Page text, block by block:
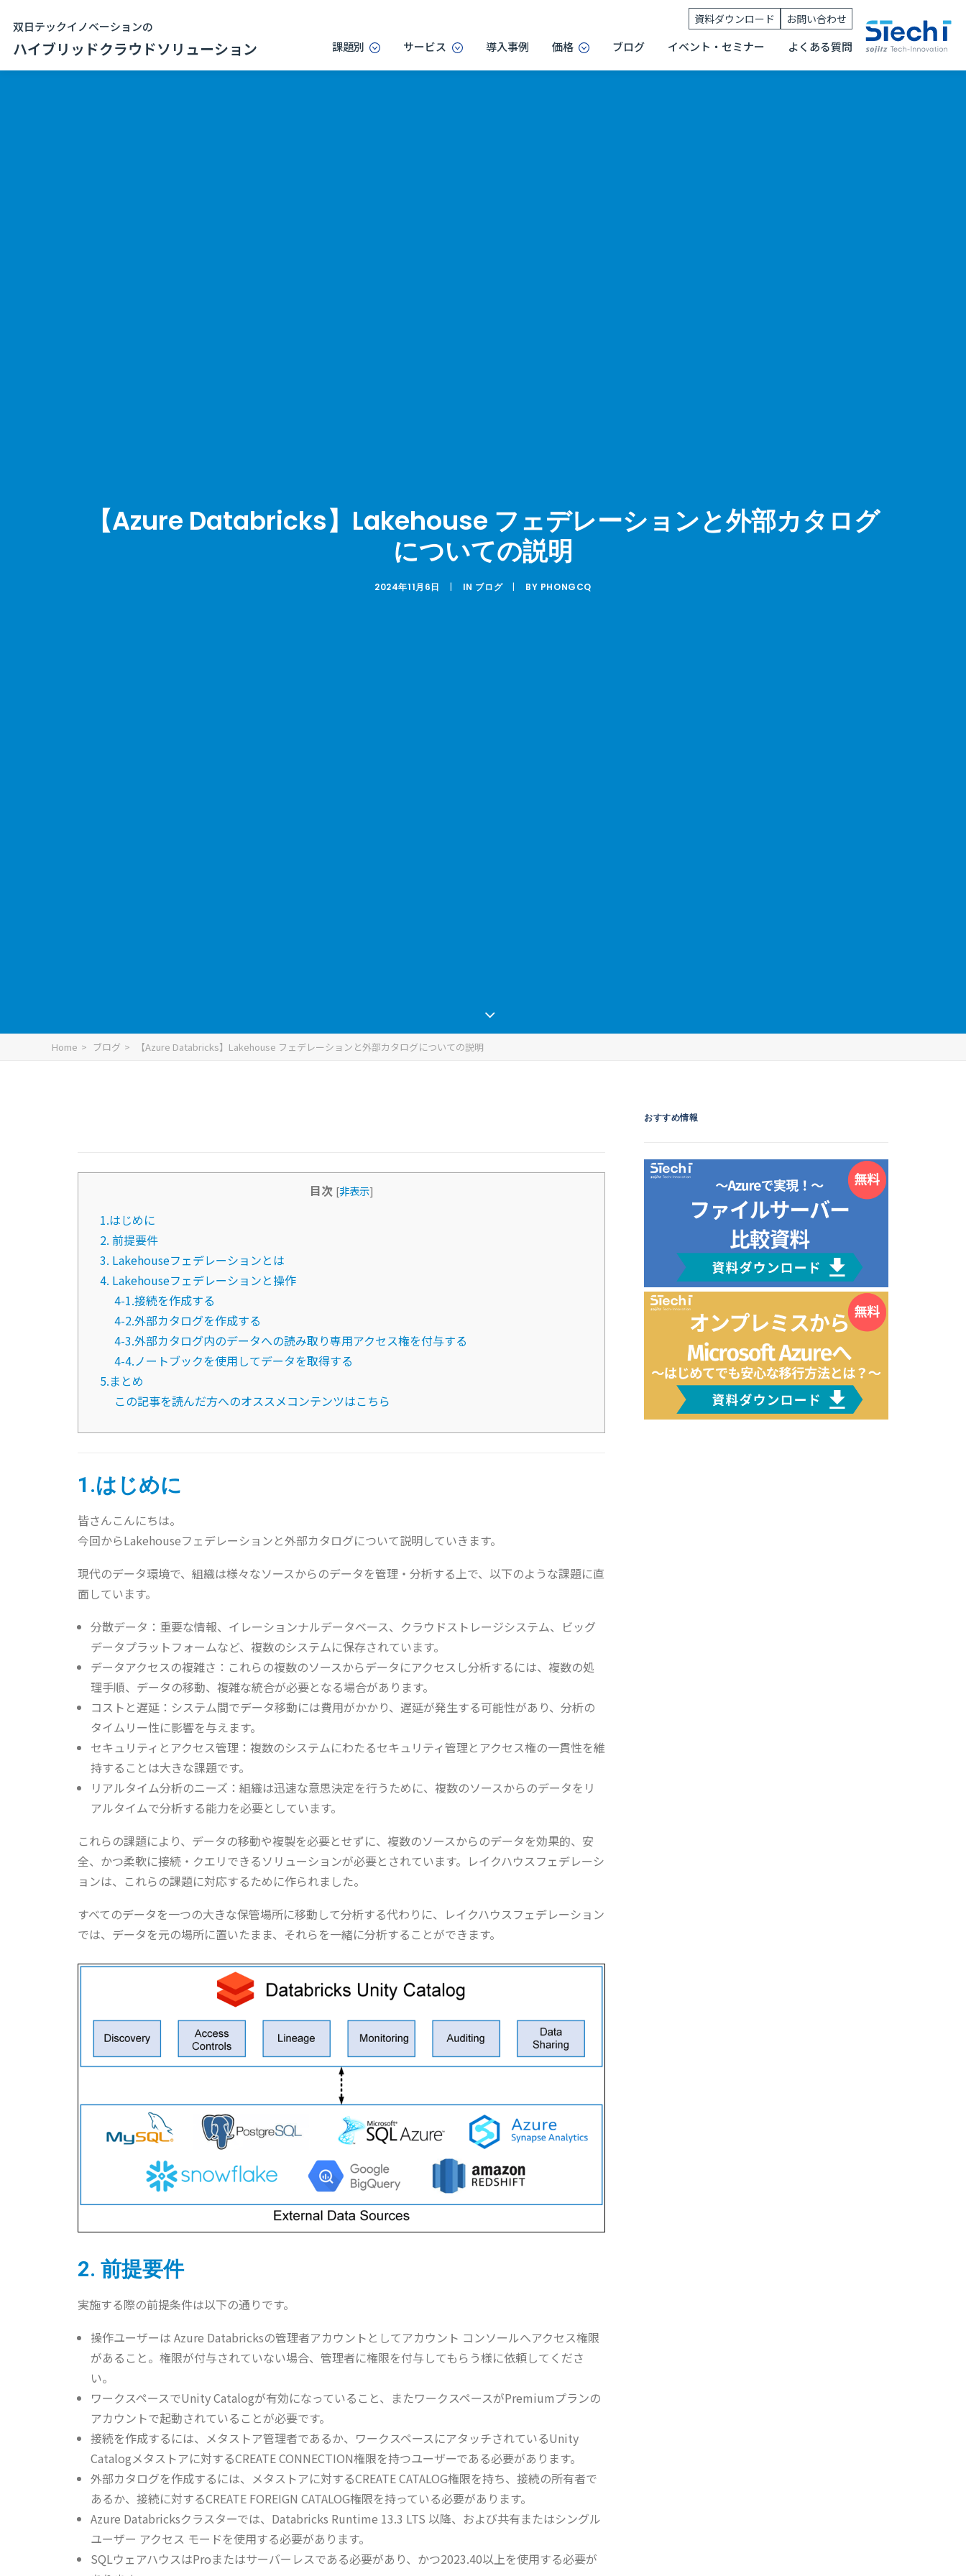
双日テックイノベーションの
ハイブリッドクラウドソリューション
資料ダウンロード お問い合わせ
課題別 サービス 導入事例 価格 ブログ イベント・セミナー よくある質問
【Azure Databricks】Lakehouse フェデレーションと外部カタログ
についての説明
2024年11月6日 | IN ブログ | BY PHONGCQ
Home ブログ 【Azure Databricks】Lakehouse フェデレーションと外部カタログについての説明
目次 [非表示]
1.はじめに
2. 前提要件
3. Lakehouseフェデレーションとは
4. Lakehouseフェデレーションと操作
4-1.接続を作成する
4-2.外部カタログを作成する
4-3.外部カタログ内のデータへの読み取り専用アクセス権を付与する
4-4.ノートブックを使用してデータを取得する
5.まとめ
この記事を読んだ方へのオススメコンテンツはこちら
1.はじめに
皆さんこんにちは。
今回からLakehouseフェデレーションと外部カタログについて説明していきます。
現代のデータ環境で、組織は様々なソースからのデータを管理・分析する上で、以下のような課題に直
面しています。
分散データ：重要な情報、イレーションナルデータベース、クラウドストレージシステム、ビッグ
データプラットフォームなど、複数のシステムに保存されています。
データアクセスの複雑さ：これらの複数のソースからデータにアクセスし分析するには、複数の処
理手順、データの移動、複雑な統合が必要となる場合があります。
コストと遅延：システム間でデータ移動には費用がかかり、遅延が発生する可能性があり、分析の
タイムリー性に影響を与えます。
セキュリティとアクセス管理：複数のシステムにわたるセキュリティ管理とアクセス権の一貫性を維
持することは大きな課題です。
リアルタイム分析のニーズ：組織は迅速な意思決定を行うために、複数のソースからのデータをリ
アルタイムで分析する能力を必要としています。
これらの課題により、データの移動や複製を必要とせずに、複数のソースからのデータを効果的、安
全、かつ柔軟に接続・クエリできるソリューションが必要とされています。レイクハウスフェデレーシ
ョンは、これらの課題に対応するために作られました。
すべてのデータを一つの大きな保管場所に移動して分析する代わりに、レイクハウスフェデレーション
では、データを元の場所に置いたまま、それらを一緒に分析することができます。
2. 前提要件
実施する際の前提条件は以下の通りです。
操作ユーザーは Azure Databricksの管理者アカウントとしてアカウント コンソールへアクセス権限
があること。権限が付与されていない場合、管理者に権限を付与してもらう様に依頼してくださ
い。
ワークスペースでUnity Catalogが有効になっていること、またワークスペースがPremiumプランの
アカウントで起動されていることが必要です。
接続を作成するには、メタストア管理者であるか、ワークスペースにアタッチされているUnity
Catalogメタストアに対するCREATE CONNECTION権限を持つユーザーである必要があります。
外部カタログを作成するには、メタストアに対するCREATE CATALOG権限を持ち、接続の所有者で
あるか、接続に対するCREATE FOREIGN CATALOG権限を持っている必要があります。
Azure Databricksクラスターでは、Databricks Runtime 13.3 LTS 以降、および共有またはシングル
ユーザー アクセス モードを使用する必要があります。
SQLウェアハウスはProまたはサーバーレスである必要があり、かつ2023.40以上を使用する必要が
おすすめ情報